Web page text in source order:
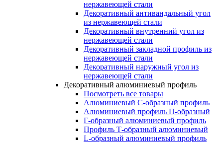
нержавеющей стали
Декоративный антивандальный угол
из нержавеющей стали
Декоративный внутренний угол из
нержавеющей стали
Декоративный закладной профиль из
нержавеющей стали
Декоративный наружный угол из
нержавеющей стали
Декоративный алюминиевый профиль
Посмотреть все товары
Алюминиевый С-образный профиль
Алюминиевый профиль П-образный
Г-образный алюминиевый профиль
Профиль Т-образный алюминиевый
L-образный алюминиевый профиль